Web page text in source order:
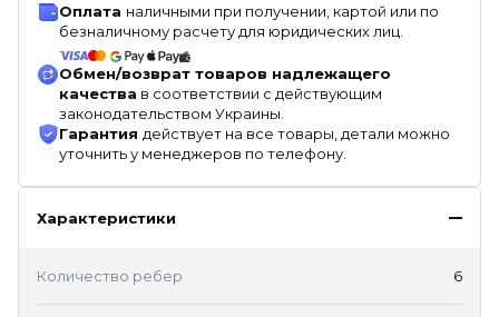
Оплата наличными при получении, картой или по
безналичному расчету для юридических лиц.
Обмен/возврат товаров надлежащего
качества в соответствии с действующим
законодательством Украины.
Гарантия действует на все товары, детали можно
уточнить у менеджеров по телефону.
Характеристики
Количество ребер 6